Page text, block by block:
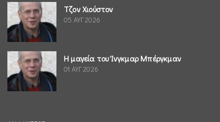
Τζον Χιούστον
05 ΑΥΓ 2026
Η μαγεία του Ίνγκμαρ Μπέργκμαν
01 ΑΥΓ 2026